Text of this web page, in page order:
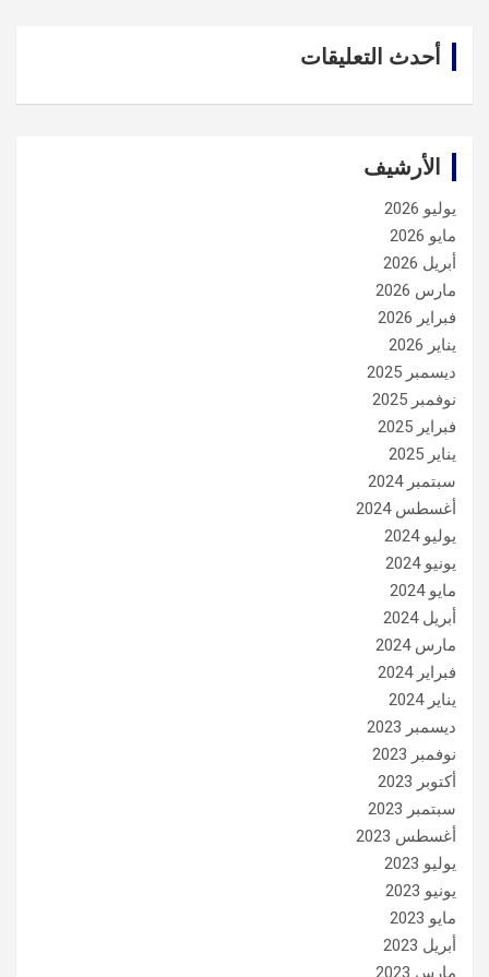
أحدث التعليقات
الأرشيف
يوليو 2026
مايو 2026
أبريل 2026
مارس 2026
فبراير 2026
يناير 2026
ديسمبر 2025
نوفمبر 2025
فبراير 2025
يناير 2025
سبتمبر 2024
أغسطس 2024
يوليو 2024
يونيو 2024
مايو 2024
أبريل 2024
مارس 2024
فبراير 2024
يناير 2024
ديسمبر 2023
نوفمبر 2023
أكتوبر 2023
سبتمبر 2023
أغسطس 2023
يوليو 2023
يونيو 2023
مايو 2023
أبريل 2023
مارس 2023